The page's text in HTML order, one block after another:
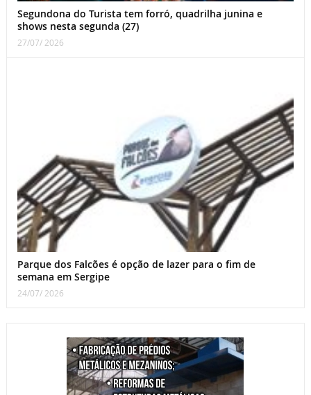
Segundona do Turista tem forró, quadrilha junina e
shows nesta segunda (27)
27/07/ 2026
Parque dos Falcões é opção de lazer para o fim de
semana em Sergipe
24/07/ 2026